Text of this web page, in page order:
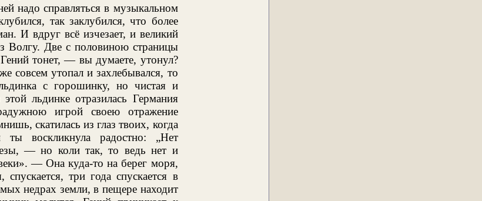
надо справляться в музыкальном
так заклубился, что более
И вдруг всё изчезает, и великий
Волгу. Две с половиною страницы
тонет, — вы думаете, утонул?
совсем утопал и захлебывался, то
с горошинку, но чистая и
льдинке отразилась Германия
игрой своею отражение
скатилась из глаз твоих, когда
воскликнула радостно: „Нет
— но коли так, то ведь нет и
— Она куда-то на берег моря,
три года спускается в
недрах земли, в пещере находит